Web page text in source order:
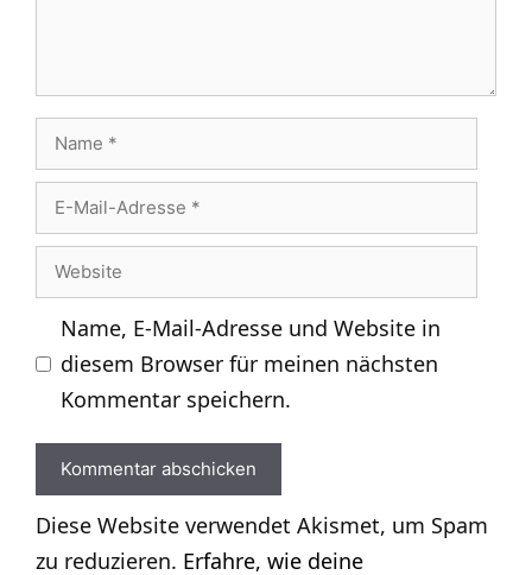
Name
Mail-
Adresse
Website
Name, E-Mail-Adresse und Website in
diesem Browser für meinen nächsten
Kommentar speichern.
Diese Website verwendet Akismet, um Spam
zu reduzieren. Erfahre, wie deine